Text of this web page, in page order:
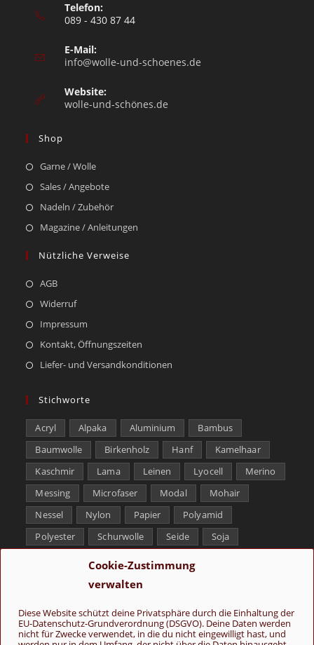
Cookie-Zustimmung
verwalten
Diese Website schützt deine Privatsphäre durch die Einhaltung der
EU-Datenschutz-Grundverordnung (DSGVO). Deine Daten werden
nicht für Zwecke verwendet, in die du nicht eingewilligt hast, und
Telefon:
089 - 430 87 44
E-Mail:
info@wolle-und-schoenes.de
Website:
wolle-und-schönes.de
Shop
Garne / Wolle
Sales / Angebote
Nadeln / Zubehör
Magazine / Anleitungen
Nützliche Verweise
AGB
Widerruf
Impressum
Kontakt, Öffnungszeiten
Liefer- und Versandkonditionen
Stichworte
Acryl Alpaka Aluminium
Bambus
Baumwolle
Birkenholz Hanf
Kamelhaar
Kaschmir
Lama Leinen Lyocell
Merino
Messing
Microfaser Modal
Mohair
Nessel
Nylon Papier
Polyamid
Polyester
Schurwolle Seide
Soja
Tencel
Yak
Folge uns